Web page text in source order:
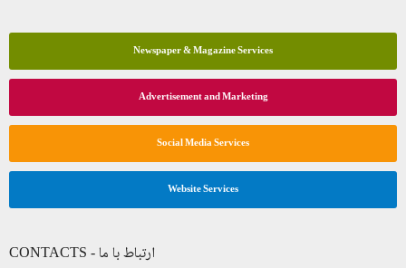
Newspaper & Magazine Services
Advertisement and Marketing
Social Media Services
Website Services
CONTACTS - ارتباط با ما